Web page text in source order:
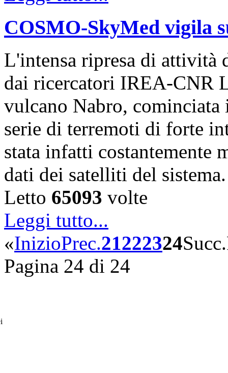
COSMO-SkyMed vigila
L'intensa ripresa di attività
dai ricercatori IREA-CNR
vulcano Nabro,
serie di terremoti di forte
stata infatti costantemente
dati dei satelliti del
Letto 65093 volte
Leggi tutto...
«InizioPrec.21222324Succ.
Pagina 24 di 24